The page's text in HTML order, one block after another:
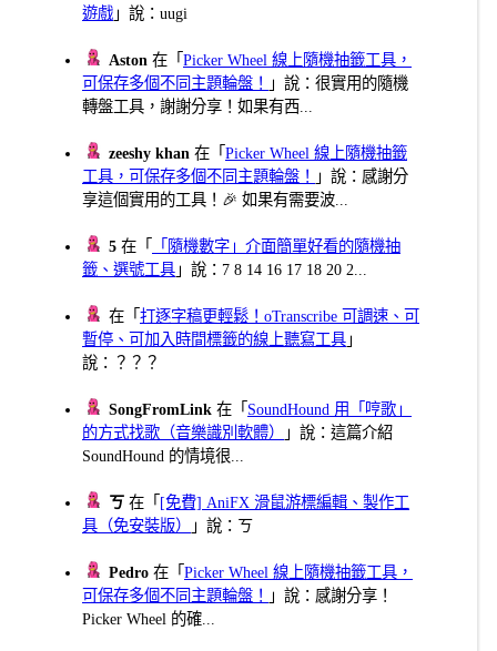
遊戲 」說：uugi
Aston 在「Picker Wheel 線上隨機抽籤工具，
可保存多個不同主題輪盤！
」說：很實用的隨機
轉盤工具，謝謝分享！如果有西...
zeeshy khan 在「Picker Wheel 線上隨機抽籤
工具，可保存多個不同主題輪盤！
」說：感謝分
享這個實用的工具！🎉 如果有需要波...
5 在「
「隨機數字」介面簡單好看的隨機抽
籤、選號工具 」說：7 8 14 16 17 18 20 2...
在「打逐字稿更輕鬆！oTranscribe 可調速、可
暫停、可加入時間標籤的線上聽寫工具 」
說：？？？
SongFromLink 在「 SoundHound 用「哼歌」
的方式找歌（音樂識別軟體）
」說：這篇介紹
SoundHound 的情境很...
ㄎ 在「 [免費] AniFX 滑鼠游標編輯、製作工
具（免安裝版）
」說：ㄎ
Pedro 在「Picker Wheel 線上隨機抽籤工具，
可保存多個不同主題輪盤！
」說：感謝分享！
Picker Wheel 的確...